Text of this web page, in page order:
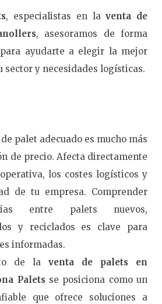
, especialistas en laventa de
, asesoramos de forma
ayudarte a elegir la mejor
sector y necesidades logísticas.
palet adecuado es mucho más
de precio. Afecta directamente
los costes logísticos y
de tu empresa. Comprender
entre palets nuevos,
y reciclados es clave para
informadas.
de la venta de palets en
Paletsse posiciona como un
que ofrece soluciones a